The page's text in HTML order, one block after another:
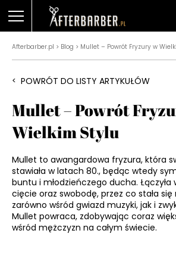
Afterbarber.pl > Blog > Mullet – Powrót Fryzury w
< POWRÓT DO LISTY ARTYKUŁÓW
Mullet – Powrót
Wielkim Stylu
Mullet to awangardowa fryzura, która
stawiała w latach 80., będąc wtedy
buntu i młodzieńczego ducha. Łączyła
cięcie oraz swobodę, przez co stała
zarówno wśród gwiazd muzyki, jak i
Mullet powraca, zdobywając coraz
wśród mężczyzn na całym świecie.